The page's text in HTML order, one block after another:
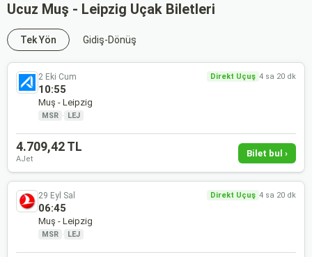
Ucuz Muş - Leipzig Uçak Biletleri
Tek Yön Gidiş-Dönüş
2 Eki Cum Direkt Uçuş 4 sa 20 dk
10:55
Muş - Leipzig
MSR · LEJ
4.709,42 TL
AJet
Bilet bul ›
29 Eyl Sal Direkt Uçuş 4 sa 20 dk
06:45
Muş - Leipzig
MSR · LEJ